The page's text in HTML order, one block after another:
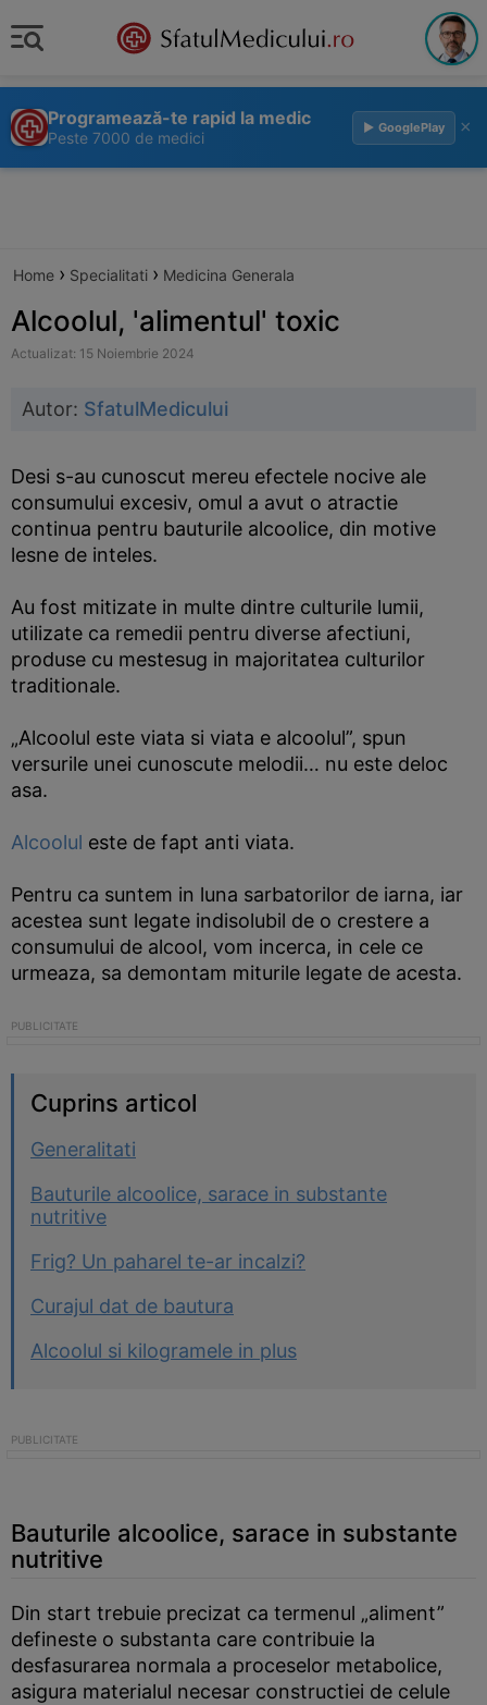
Programează-te rapid la medic
Peste 7000 de medici
▶ GooglePlay ×
Home › Specialitati › Medicina Generala
Alcoolul, 'alimentul' toxic
Actualizat: 15 Noiembrie 2024
Autor: SfatulMedicului
Desi s-au cunoscut mereu efectele nocive ale
consumului excesiv, omul a avut o atractie
continua pentru bauturile alcoolice, din motive
lesne de inteles.
Au fost mitizate in multe dintre culturile lumii,
utilizate ca remedii pentru diverse afectiuni,
produse cu mestesug in majoritatea culturilor
traditionale.
„Alcoolul este viata si viata e alcoolul”, spun
versurile unei cunoscute melodii… nu este deloc
asa.
Alcoolul este de fapt anti viata.
Pentru ca suntem in luna sarbatorilor de iarna, iar
acestea sunt legate indisolubil de o crestere a
consumului de alcool, vom incerca, in cele ce
urmeaza, sa demontam miturile legate de acesta.
Cuprins articol
Generalitati
Bauturile alcoolice, sarace in substante
nutritive
Frig? Un paharel te-ar incalzi?
Curajul dat de bautura
Alcoolul si kilogramele in plus
Bauturile alcoolice, sarace in substante
nutritive
Din start trebuie precizat ca termenul „aliment”
defineste o substanta care contribuie la
desfasurarea normala a proceselor metabolice,
asigura materialul necesar constructiei de celule